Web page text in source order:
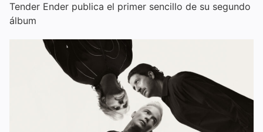
Tender Ender publica el primer sencillo de su segundo
álbum